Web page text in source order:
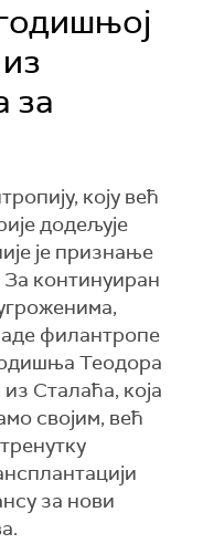
за
коју већ
додељује
је признање
континуиран
филантропе
Теодора
Сталаћа, која
својим, већ
за нови